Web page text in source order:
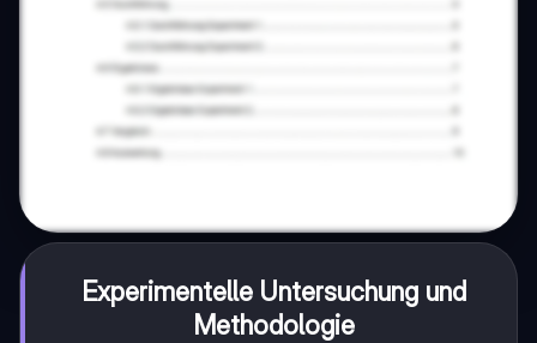
Experimentelle Untersuchung und
Methodologie